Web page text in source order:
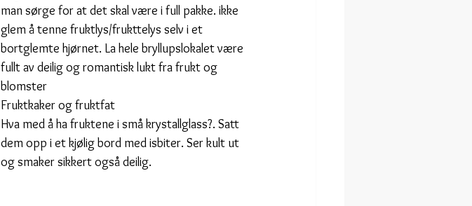
man sørge for at det skal være i full pakke. ikke
glem å tenne fruktlys/frukttelys selv i et
bortglemte hjørnet. La hele bryllupslokalet være
fullt av deilig og romantisk lukt fra frukt og
blomster
Fruktkaker og fruktfat
Hva med å ha fruktene i små krystallglass?. Satt
dem opp i et kjølig bord med isbiter. Ser kult ut
og smaker sikkert også deilig.